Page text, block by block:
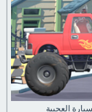
العجيبة